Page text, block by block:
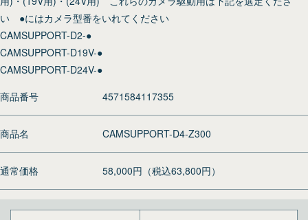
い ●にはカメラ型番をいれてください
CAMSUPPORT-D2-●
CAMSUPPORT-D19V-●
CAMSUPPORT-D24V-●
商品番号
4571584117355
商品名 CAMSUPPORT-D4-Z300
通常価格 58,000円（税込63,800円）